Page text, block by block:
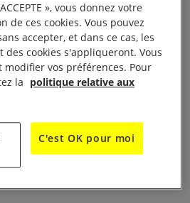
et d’horizons divers, nous
volonté de défendre les droits
et actions nationales
Signer, lettres pour les
», vous donnez votre
de ces cookies. Vous pouvez
accepter, et dans ce cas, les
cookies s'appliqueront. Vous
modifier vos préférences. Pour
la politique relative aux
C'est OK pour moi